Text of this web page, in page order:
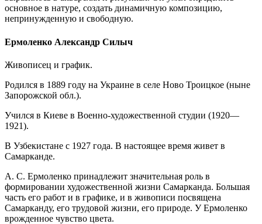
основное в натуре, создать динамичную композицию,
непринужденную и свободную.
Ермоленко Александр Силыч
Живописец и график.
Родился в 1889 году на Украине в селе Ново Троицкое (ныне
Запорожской обл.).
Учился в Киеве в Военно-художественной студии (1920—
1921).
В Узбекистане с 1927 года. В настоящее время живет в
Самарканде.
А. С. Ермоленко принадлежит значительная роль в
формировании художественной жизни Самарканда. Большая
часть его работ и в графике, и в живописи посвящена
Самарканду, его трудовой жизни, его природе. У Ермоленко
врожденное чувство цвета.